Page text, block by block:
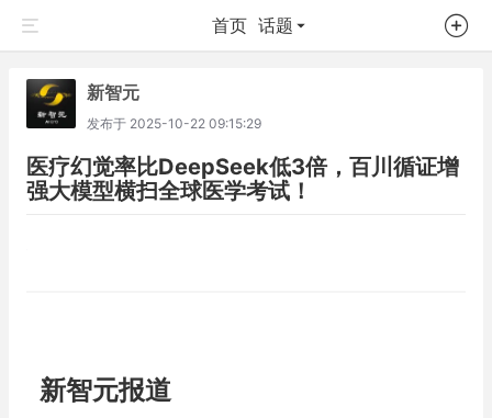
首页 话题
新智元
发布于 2025-10-22 09:15:29
医疗幻觉率比DeepSeek低3倍，百川循证增
强大模型横扫全球医学考试！
新智元报道